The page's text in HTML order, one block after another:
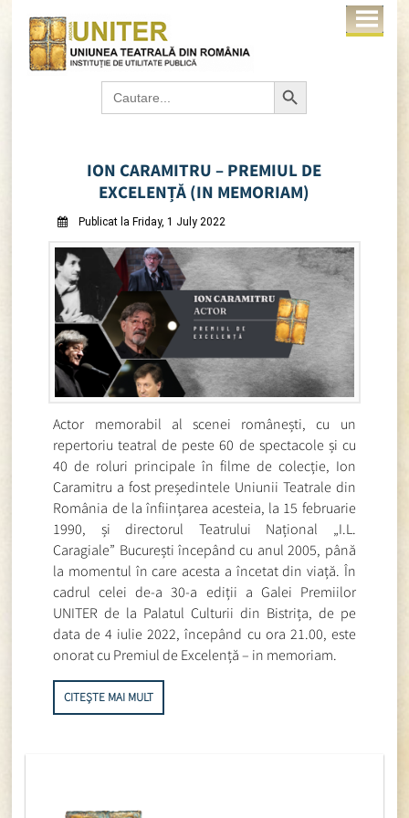
Search
for:
Search Button
ION CARAMITRU – PREMIUL DE
EXCELENȚĂ (IN MEMORIAM)
Publicat la Friday, 1 July 2022
Actor memorabil al scenei românești, cu un
repertoriu teatral de peste 60 de spectacole și cu
40 de roluri principale în filme de colecție, Ion
Caramitru a fost președintele Uniunii Teatrale din
România de la înființarea acesteia, la 15 februarie
1990, și directorul Teatrului Național „I.L.
Caragiale” București începând cu anul 2005, până
la momentul în care acesta a încetat din viață. În
cadrul celei de-a 30-a ediții a Galei Premiilor
UNITER de la Palatul Culturii din Bistrița, de pe
data de 4 iulie 2022, începând cu ora 21.00, este
onorat cu Premiul de Excelență – in memoriam.
CITEȘTE MAI MULT